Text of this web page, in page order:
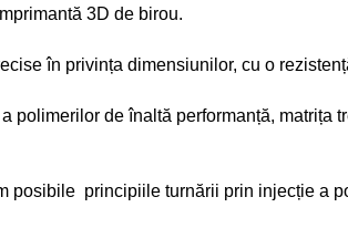
3D de birou.
în privința dimensiunilor, cu o
polimerilor de înaltă performanță,
posibile  principiile turnării prin injecție